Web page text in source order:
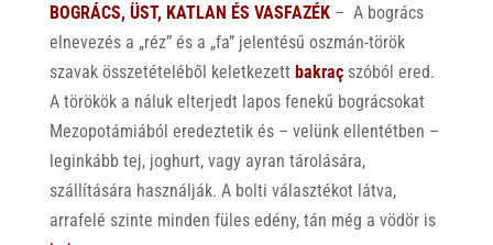
BOGRÁCS, ÜST, KATLAN ÉS VASFAZÉK– A bogrács
elnevezés a „réz” és a „fa” jelentésű oszmán-török
szavak összetételéből keletkezett bakraçszóból ered.
A törökök a náluk elterjedt lapos fenekű bográcsokat
Mezopotámiából eredeztetik és – velünk ellentétben –
leginkább tej, joghurt, vagy ayran tárolására,
szállítására használják. A bolti választékot látva,
arrafelé szinte minden füles edény, tán még a vödör is